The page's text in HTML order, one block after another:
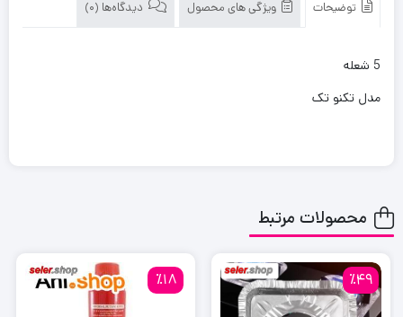
توضیحات ویژگی های محصول دیدگاه‌ها (0)
5 شعله
مدل تکنو تک
محصولات مرتبط
٪49 ٪18